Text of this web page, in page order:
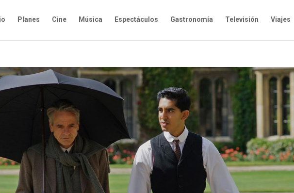
Planes Cine Música Espectáculos Gastronomía Televisión Viajes